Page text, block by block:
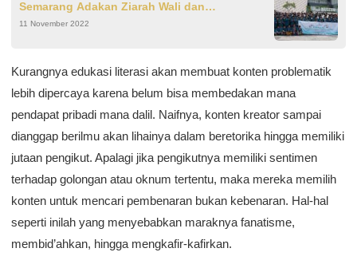
Semarang Adakan Ziarah Wali dan
Ittisholussanad di Pesantren Salafiyah
11 November 2022
Kurangnya edukasi literasi akan membuat konten problematik
lebih dipercaya karena belum bisa membedakan mana
pendapat pribadi mana dalil. Naifnya, konten kreator sampai
dianggap berilmu akan lihainya dalam beretorika hingga memiliki
jutaan pengikut. Apalagi jika pengikutnya memiliki sentimen
terhadap golongan atau oknum tertentu, maka mereka memilih
konten untuk mencari pembenaran bukan kebenaran. Hal-hal
seperti inilah yang menyebabkan maraknya fanatisme,
membid’ahkan, hingga mengkafir-kafirkan.